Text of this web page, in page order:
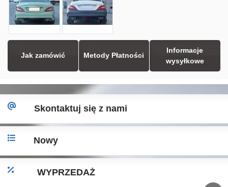
Jak zamówić Metody Płatności
Informacje
wysyłkowe
Skontaktuj się z nami
Nowy
WYPRZEDAŻ